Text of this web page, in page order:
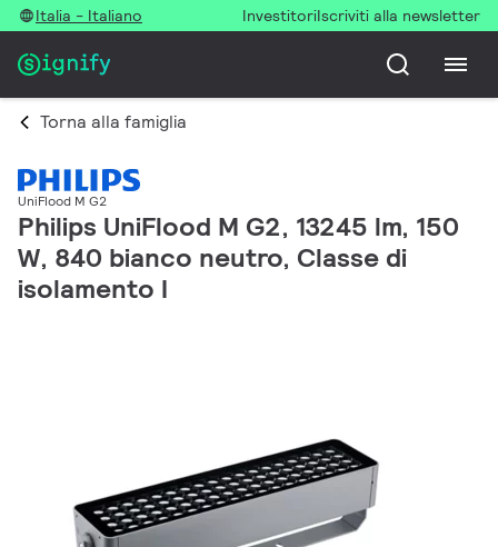
Italia - Italiano InvestitoriIscriviti alla newsletter
Torna alla famiglia
UniFlood M G2
Philips UniFlood M G2, 13245 lm, 150
W, 840 bianco neutro, Classe di
isolamento I